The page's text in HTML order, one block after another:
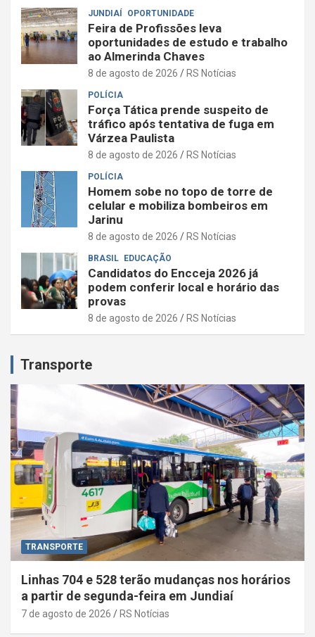
JUNDIAÍ OPORTUNIDADE
Feira de Profissões leva
oportunidades de estudo e trabalho
ao Almerinda Chaves
8 de agosto de 2026 RS Notícias
POLÍCIA
Força Tática prende suspeito de
tráfico após tentativa de fuga em
Várzea Paulista
8 de agosto de 2026 RS Notícias
POLÍCIA
Homem sobe no topo de torre de
celular e mobiliza bombeiros em
Jarinu
8 de agosto de 2026 RS Notícias
BRASIL EDUCAÇÃO
Candidatos do Encceja 2026 já
podem conferir local e horário das
provas
8 de agosto de 2026 RS Notícias
Transporte
TRANSPORTE
Linhas 704 e 528 terão mudanças nos horários
a partir de segunda-feira em Jundiaí
7 de agosto de 2026 RS Notícias